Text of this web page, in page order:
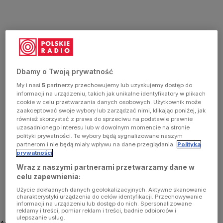
Dbamy o Twoją prywatność
My i nasi5 partnerzy przechowujemy lub uzyskujemy dostęp do
informacji na urządzeniu, takich jak unikalne identyfikatory w plikach
cookie w celu przetwarzania danych osobowych. Użytkownik może
zaakceptować swoje wybory lub zarządzać nimi, klikając poniżej, jak
również skorzystać z prawa do sprzeciwu na podstawie prawnie
uzasadnionego interesu lub w dowolnym momencie na stronie
polityki prywatności. Te wybory będą sygnalizowane naszym
partnerom i nie będą miały wpływu na dane przeglądania. Polityka
prywatności
Wraz z naszymi partnerami przetwarzamy dane w
celu zapewnienia:
Użycie dokładnych danych geolokalizacyjnych. Aktywne skanowanie
charakterystyki urządzenia do celów identyfikacji. Przechowywanie
informacji na urządzeniu lub dostęp do nich. Spersonalizowane
reklamy i treści, pomiar reklam i treści, badnie odbiorców i
ulepszanie usług.